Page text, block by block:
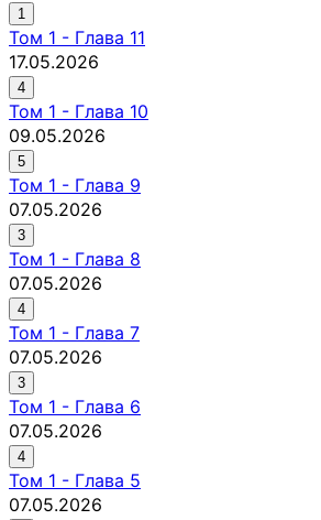
1
Том 1 - Глава 11
17.05.2026
4
Том 1 - Глава 10
09.05.2026
5
Том 1 - Глава 9
07.05.2026
3
Том 1 - Глава 8
07.05.2026
4
Том 1 - Глава 7
07.05.2026
3
Том 1 - Глава 6
07.05.2026
4
Том 1 - Глава 5
07.05.2026